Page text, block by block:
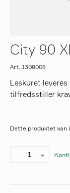
City 90
Art. 1308006
Leskuret
tilfredsstiller
Dette produktet kan
- +